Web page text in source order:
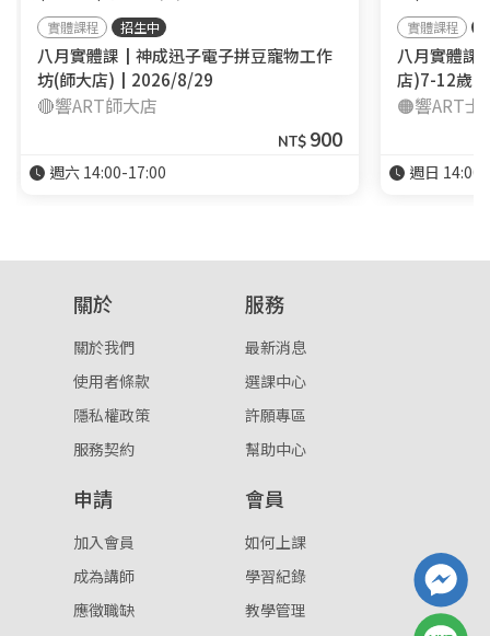
實體課程 招生中
八月實體課┃神成迅子電子拼豆寵物工作
坊(師大店)┃2026/8/29
🔴響ART師大店
NT$ 900
週六 14:00-17:00
實體課程
八月實體課
店)7-12歲
🟠響ART士
週日
關於
關於我們
使用者條款
隱私權政策
服務契約
服務
最新消息
選課中心
許願專區
幫助中心
申請
加入會員
成為講師
應徵職缺
會員
如何上課
學習紀錄
教學管理